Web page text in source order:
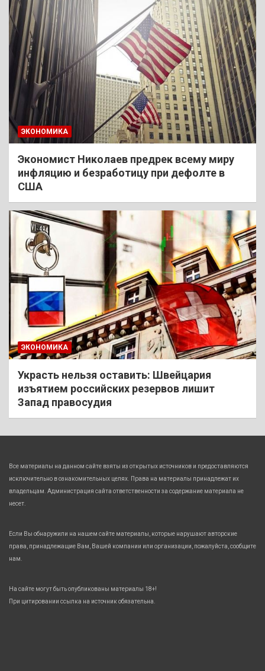
ЭКОНОМИКА
Экономист Николаев предрек всему миру
инфляцию и безработицу при дефолте в
США
ЭКОНОМИКА
Украсть нельзя оставить: Швейцария
изъятием российских резервов лишит
Запад правосудия
Все материалы на данном сайте взяты из открытых источников и предоставляются
исключительно в ознакомительных целях. Права на материалы принадлежат их
владельцам. Администрация сайта ответственности за содержание материала не
несет.
Если Вы обнаружили на нашем сайте материалы, которые нарушают авторские
права, принадлежащие Вам, Вашей компании или организации, пожалуйста, сообщите
нам.
На сайте могут быть опубликованы материалы 18+!
При цитировании ссылка на источник обязательна.